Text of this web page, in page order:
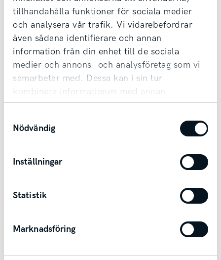
tillhandahålla funktioner för sociala medier
och analysera vår trafik. Vi vidarebefordrar
även sådana identifierare och annan
information från din enhet till de sociala
medier och annons- och analysföretag som vi
samarbetar med. Dessa kan i sin tur
kombinera informationen med annan
information som du har tillhandahållit eller
som de har samlat in när du har använt deras
tjänster.
Nödvändig
Inställningar
Statistik
Marknadsföring
Möjlighet till transport finns vid affär.
Kontakta säljare
Andra bilar i Falköping